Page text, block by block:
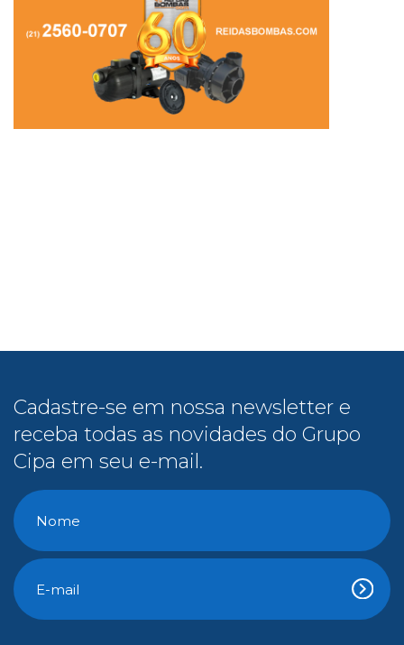
Cadastre-se em nossa newsletter e
receba todas as novidades do Grupo
Cipa em seu e-mail.